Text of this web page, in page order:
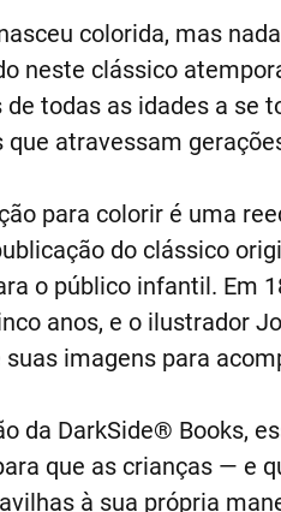
colorida, mas
neste clássico
de todas as idades a se
que atravessam
para colorir é uma
do clássico
o público infantil. Em
anos, e o ilustrador
suas imagens para
da DarkSide® Books,
que as crianças — e
à sua própria